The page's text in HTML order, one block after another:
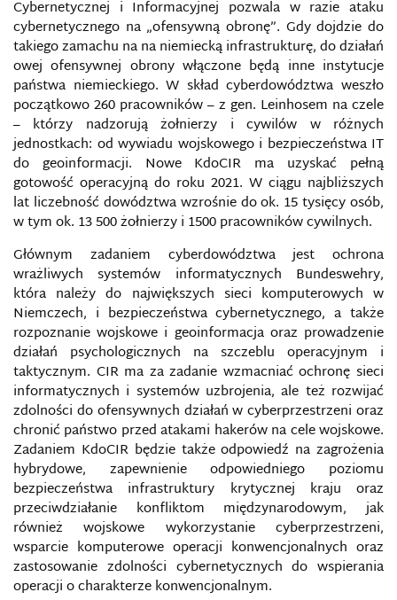
Cybernetycznej i Informacyjnej pozwala w razie ataku
cybernetycznego na „ofensywną obronę”. Gdy dojdzie do
takiego zamachu na na niemiecką infrastrukturę, do działań
owej ofensywnej obrony włączone będą inne instytucje
państwa niemieckiego. W skład cyberdowództwa weszło
początkowo 260 pracowników – z gen. Leinhosem na czele
– którzy nadzorują żołnierzy i cywilów w różnych
jednostkach: od wywiadu wojskowego i bezpieczeństwa IT
do geoinformacji. Nowe KdoCIR ma uzyskać pełną
gotowość operacyjną do roku 2021. W ciągu najbliższych
lat liczebność dowództwa wzrośnie do ok. 15 tysięcy osób,
w tym ok. 13 500 żołnierzy i 1500 pracowników cywilnych.
Głównym zadaniem cyberdowództwa jest ochrona
wrażliwych systemów informatycznych Bundeswehry,
która należy do największych sieci komputerowych w
Niemczech, i bezpieczeństwa cybernetycznego, a także
rozpoznanie wojskowe i geoinformacja oraz prowadzenie
działań psychologicznych na szczeblu operacyjnym i
taktycznym. CIR ma za zadanie wzmacniać ochronę sieci
informatycznych i systemów uzbrojenia, ale też rozwijać
zdolności do ofensywnych działań w cyberprzestrzeni oraz
chronić państwo przed atakami hakerów na cele wojskowe.
Zadaniem KdoCIR będzie także odpowiedź na zagrożenia
hybrydowe, zapewnienie odpowiedniego poziomu
bezpieczeństwa infrastruktury krytycznej kraju oraz
przeciwdziałanie konfliktom międzynarodowym, jak
również wojskowe wykorzystanie cyberprzestrzeni,
wsparcie komputerowe operacji konwencjonalnych oraz
zastosowanie zdolności cybernetycznych do wspierania
operacji o charakterze konwencjonalnym.